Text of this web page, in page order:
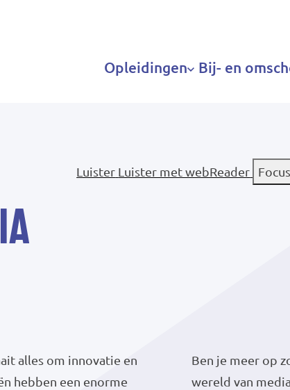
Hoofdnavigatie
Opleidingen Bij- en
Luister Luister met webReader Focus
alles om innovatie en
hebben een enorme
Ben je meer op
wereld van